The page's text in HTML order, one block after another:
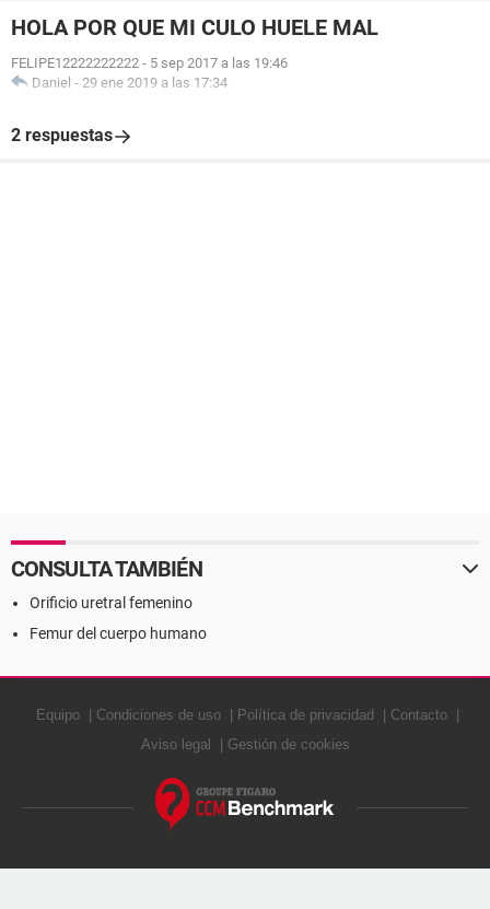
HOLA POR QUE MI CULO HUELE MAL
FELIPE12222222222 - 5 sep 2017 a las 19:46
Daniel - 29 ene 2019 a las 17:34
2 respuestas
CONSULTA TAMBIÉN
Orificio uretral femenino
Femur del cuerpo humano
Equipo Condiciones de uso Política de privacidad
Contacto
Aviso legal
Gestión de cookies